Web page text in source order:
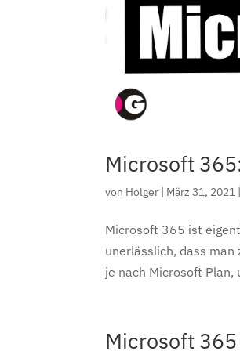
Microsoft
von Holger | März 31, 2021 |
Microsoft 365 ist
unerlässlich, dass
je nach Microsoft Plan,
Microsoft